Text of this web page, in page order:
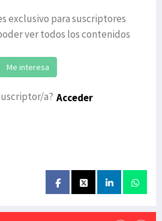
exclusivo para suscriptores
ver todos los contenidos
Me interesa
a? Acceder